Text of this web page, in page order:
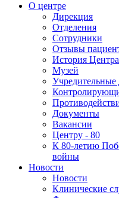
О центре
Дирекция
Отделения
Сотрудники
Отзывы
История Центра
Музей
Документы
Вакансии
Центру - 80
К 80-летию
войны
Новости
Новости
Клинические